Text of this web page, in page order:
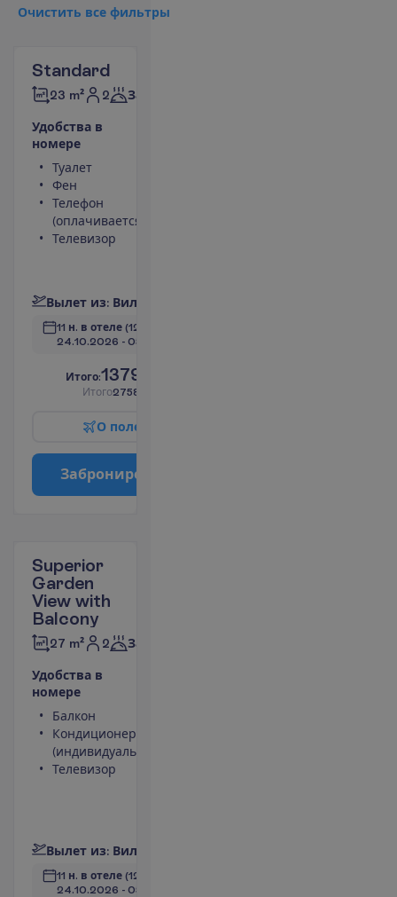
Очистить все фильтры
Standard
23 m² 2 Завтраки
Удобства в
номере
Туалет
Фен
Телефон
(оплачивается)
Телевизор
Вылет из: Вил
11 н. в отеле (12 н. всего)
24.10.2026 - 05.11.2026
Итого:1379.00
Итого2758.00
О поле
Заброниро
Superior
Garden
View with
Balcony
27 m² 2 Завтраки
Удобства в
номере
Балкон
Кондиционер
(индивидуальный)
Телевизор
Вылет из: Вил
11 н. в отеле (12 н. всего)
24.10.2026 - 05.11.2026